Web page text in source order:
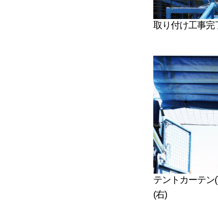
取り付け工事完
テントカーテ
(右)